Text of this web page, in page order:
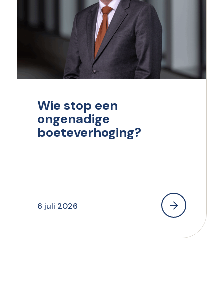
Wie stop een
ongenadige
boeteverhoging?
6 juli 2026